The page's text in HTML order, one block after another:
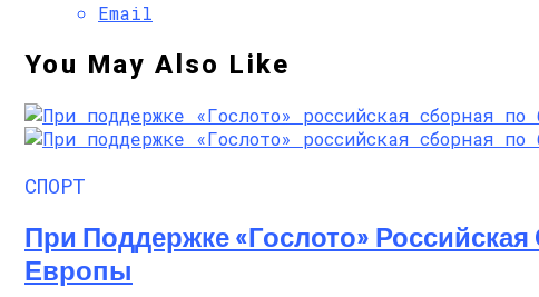
Email
You May Also Like
СПОРТ
При Поддержке «Гослото»
Европы